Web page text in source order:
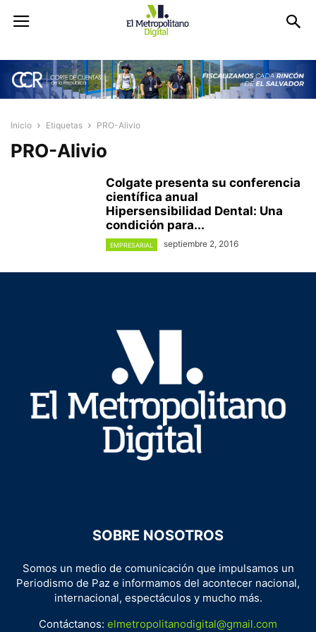
Inicio Etiquetas PRO-Alivio
PRO-Alivio
Colgate presenta su conferencia
científica anual
Hipersensibilidad Dental: Una
condición para...
EMPRESARIAL septiembre 2, 2016
SOBRE NOSOTROS
Somos un medio de comunicación que impulsamos un
Periodismo de Paz e informamos del acontecer nacional,
internacional, espectáculos y mucho más.
Contáctanos: elmetropolitanodigital@gmail.com